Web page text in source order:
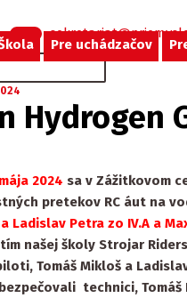
Pre uchádzačov
Hydrogen
2024 sa v Zážitkovom
pretekov RC áut na
Ladislav Petra zo IV.A a
našej školy Strojar
Tomáš Mikloš a
technici, Tomáš